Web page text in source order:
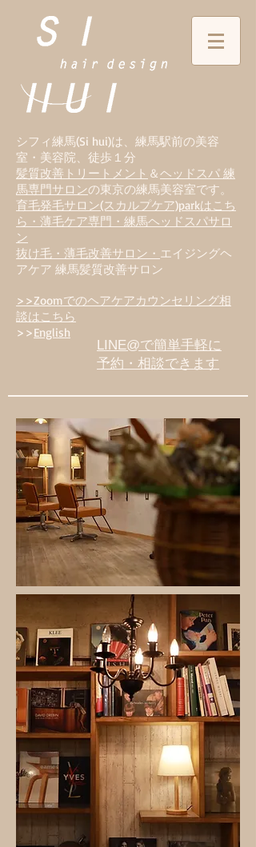
シフィ練馬(Si hui)は、 練馬駅前の美容
室・美容院、徒歩１分
髪質改善トリートメント ＆ヘッドスパ 練
馬専門サロンの東京の練馬美容室です。
育毛発毛サロン(スカルプケア)parkはこち
ら・薄毛ケア専門・練馬ヘッドスパサロ
ン
抜け毛・薄毛改善サロン・ エイジングヘ
アケア 練馬髪質改善サロン
>>Zoomでのヘアケアカウンセリング相
談はこちら
>>English
LINE@で簡単手軽に
予約・相談できます